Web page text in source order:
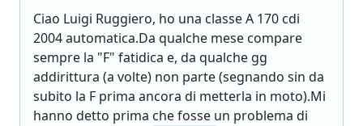
Ciao Luigi Ruggiero, ho una classe A 170 cdi
2004 automatica.Da qualche mese compare
sempre la "F" fatidica e, da qualche gg
addirittura (a volte) non parte (segnando sin da
subito la F prima ancora di metterla in moto).Mi
hanno detto prima che fosse un problema di